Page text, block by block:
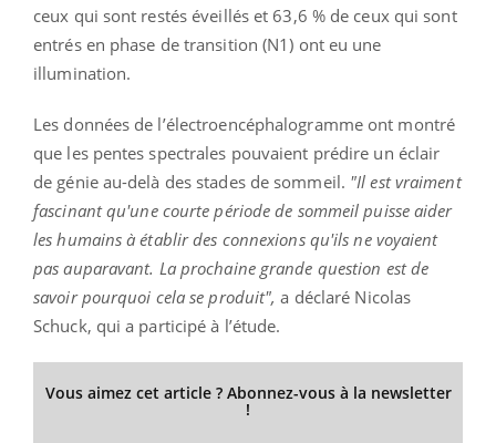
ceux qui sont restés éveillés et 63,6 % de ceux qui sont
entrés en phase de transition (N1) ont eu une
illumination.
Les données de l’électroencéphalogramme ont montré
que les pentes spectrales pouvaient prédire un éclair
de génie au-delà des stades de sommeil. "Il est vraiment
fascinant qu'une courte période de sommeil puisse aider
les humains à établir des connexions qu'ils ne voyaient
pas auparavant. La prochaine grande question est de
savoir pourquoi cela se produit", a déclaré Nicolas
Schuck, qui a participé à l’étude.
Vous aimez cet article ? Abonnez-vous à la newsletter
!